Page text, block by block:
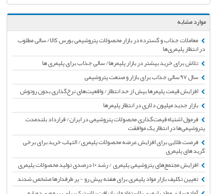
موارد مشابه
معاملات جذاب و گسترده در بازار محصولات پتروشیمی بورس کالا/ سالی مطلوب
در انتظار پلیمری‌ها
تلاش برای خرید بیشتر در بازار پلیمرها/ سالی جذاب برای پلیمری‌ ها
سال ۹۷ سالی جذاب برای بازار و صنعت پتروشیمی
افزایش قیمت‌ پلیمرها بیش از حد انتظار/ واقعیت‌های نرخ‌گذاری بدون روتوش
بازار جدید میلیون دلاری در انتظار پلیمرها
فرمول اشتباه قیمت‌گذاری محصولات پتروشیمی در ایران/ قرارداد بلندمدت
پتروشیمی‌ها در انتظار یک موافقت
فرصت طلایی برای افزایش عرضه محصولات پلیمری/ التهاب خرید برای برخی
گرید های پلیمری
افزایش مجتمع‌های پتروشیمی پلیمری / رشد ۱۰ درصدی تولید محصولات پلیمری
تعیین تکلیف بازار مواد پلیمری برای هفته پیش رو - پر طرفدارها مشخص شدند